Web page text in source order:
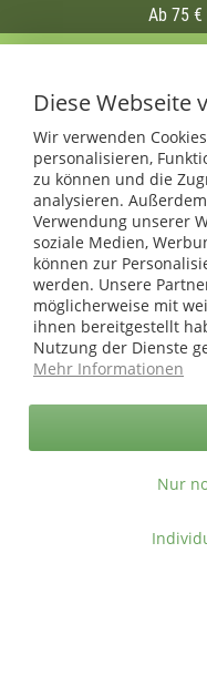
Ab 75
Shop Service
Informationen
* bei Paketversand. Alle
Copyright © afp
Sicher
Diese Webseite
Wir verwenden
personalisieren,
zu können und die
analysieren.
Verwendung unserer
soziale Medien,
können zur
werden. Unsere
möglicherweise mit
ihnen bereitgestellt
Nutzung der Dienste
Mehr Informationen
Nur